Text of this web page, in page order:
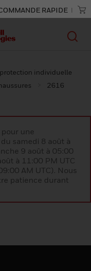
RAPIDE
individuelle
2616
une
samedi 8 août à
9 août à 05:00
à 11:00 PM UTC
AM UTC). Nous
patience durant